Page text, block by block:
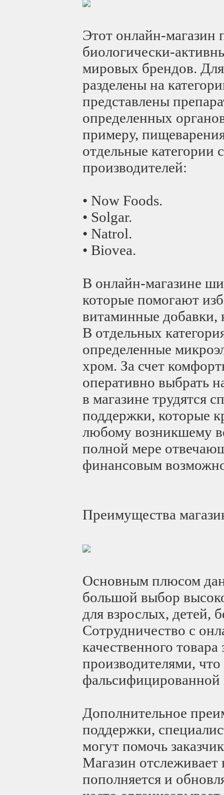
Этот онлайн-магазин
биологически-
мировых брендов. Для
разделены на
представлены
определенных
примеру,
отдельные
производителей:
• Now Foods.
• Solgar.
• Natrol.
• Biovea.
В онлайн-магазине
которые помогают
витаминные добавки,
В отдельных
определенные
хром. За счет
оперативно выбрать
в магазине трудятся
поддержки, которые
любому возникшему
полной мере
финансовым
Преимущества
Основным плюсом
большой выбор
для взрослых, детей,
Сотрудничество с
качественного
производителями, что
Дополнительное
поддержки,
могут помочь
Магазин отслеживает
пополняется и